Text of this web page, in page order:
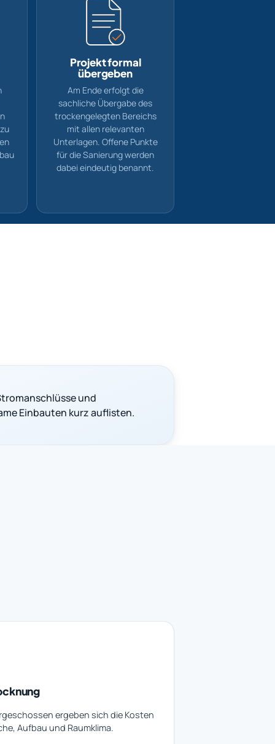
Projekt formal
übergeben
Am Ende erfolgt die
sachliche Übergabe des
trockengelegten Bereichs
mit allen relevanten
Unterlagen. Offene Punkte
für die Sanierung werden
dabei eindeutig benannt.
und
Einbauten kurz auflisten.
ergeben sich die Kosten
Aufbau und Raumklima.